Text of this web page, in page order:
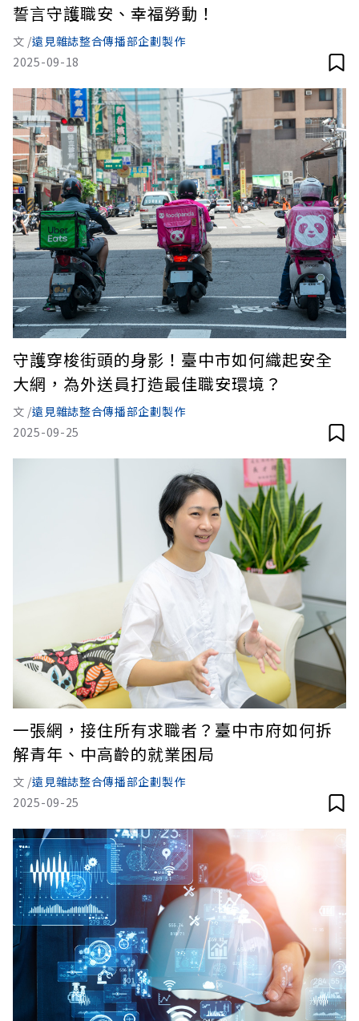
誓言守護職安、幸福勞動！
文 /遠見雜誌整合傳播部企劃製作
2025-09-18
守護穿梭街頭的身影！臺中市如何織起安全
大網，為外送員打造最佳職安環境？
文 /遠見雜誌整合傳播部企劃製作
2025-09-25
一張網，接住所有求職者？臺中市府如何拆
解青年、中高齡的就業困局
文 /遠見雜誌整合傳播部企劃製作
2025-09-25